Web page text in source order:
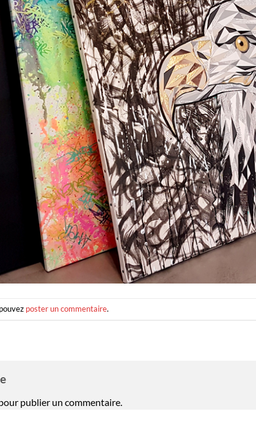
poster un commentaire.
publier un commentaire.